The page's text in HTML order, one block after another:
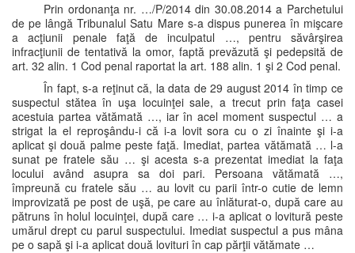
Prin ordonanţa nr. …/P/2014 din 30.08.2014 a Parchetului
de pe lângă Tribunalul Satu Mare s-a dispus punerea în mişcare
a acţiunii penale faţă de inculpatul …, pentru săvârşirea
infracţiunii de tentativă la omor, faptă prevăzută şi pedepsită de
art. 32 alin. 1 Cod penal raportat la art. 188 alin. 1 şi 2 Cod penal.
În fapt, s-a reţinut că, la data de 29 august 2014 în timp ce
suspectul stătea în uşa locuinţei sale, a trecut prin faţa casei
acestuia partea vătămată …, iar în acel moment suspectul … a
strigat la el reproşându-i că i-a lovit sora cu o zi înainte şi i-a
aplicat şi două palme peste faţă. Imediat, partea vătămată … l-a
sunat pe fratele său … şi acesta s-a prezentat imediat la faţa
locului având asupra sa doi pari. Persoana vătămată …,
împreună cu fratele său … au lovit cu parii într-o cutie de lemn
improvizată pe post de uşă, pe care au înlăturat-o, după care au
pătruns în holul locuinţei, după care … i-a aplicat o lovitură peste
umărul drept cu parul suspectului. Imediat suspectul a pus mâna
pe o sapă şi i-a aplicat două lovituri în cap părţii vătămate …